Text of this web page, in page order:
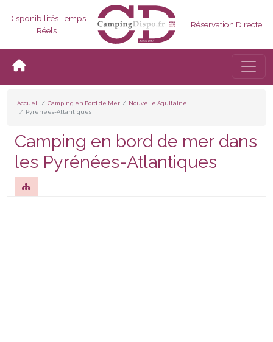
Disponibilités Temps
Réels
Réservation Directe
Accueil Camping en Bord de Mer
Nouvelle Aquitaine
Pyrénées-Atlantiques
Camping en bord de mer dans
les Pyrénées-Atlantiques